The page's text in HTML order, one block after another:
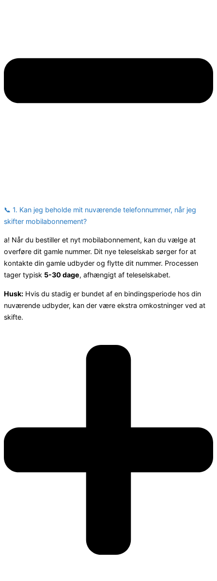
📞 1. Kan jeg beholde mit nuværende telefonnummer, når jeg
skifter mobilabonnement?
a! Når du bestiller et nyt mobilabonnement, kan du vælge at
overføre dit gamle nummer. Dit nye teleselskab sørger for at
kontakte din gamle udbyder og flytte dit nummer. Processen
tager typisk 5-30 dage, afhængigt af teleselskabet.
Husk: Hvis du stadig er bundet af en bindingsperiode hos din
nuværende udbyder, kan der være ekstra omkostninger ved at
skifte.